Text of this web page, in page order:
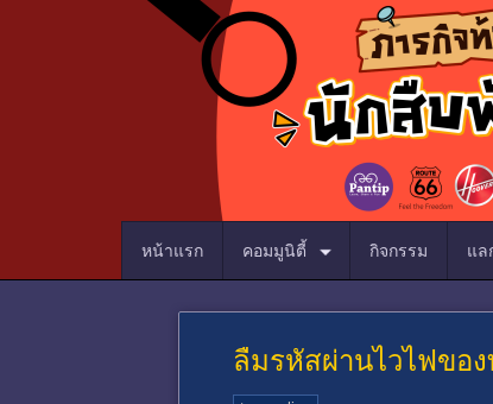
หน้าแรก คอมมูนิตี้ กิจกรรม แล
ลืมรหัสผ่านไวไฟขอ